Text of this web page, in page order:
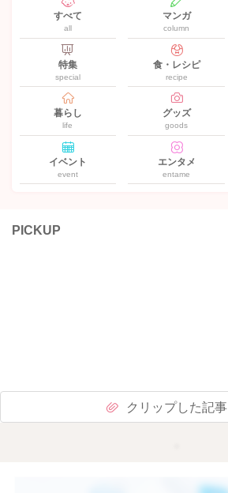
すべて
all
マンガ
column
特集
special
食・レシピ
recipe
暮らし
life
グッズ
goods
イベント
event
エンタメ
entame
PICKUP
クリップした記事